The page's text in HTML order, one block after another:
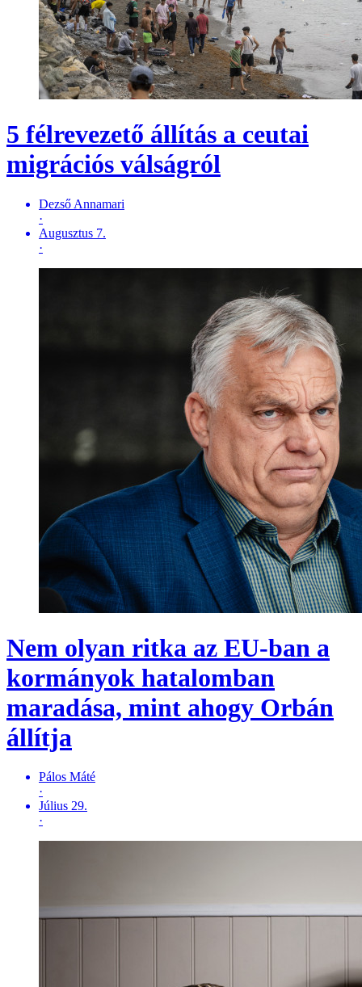
5 félrevezető állítás a ceutai
migrációs válságról
Dezső Annamari
·
Augusztus 7.
·
Nem olyan ritka az EU-ban a
kormányok hatalomban
maradása, mint ahogy Orbán
állítja
Pálos Máté
·
Július 29.
·